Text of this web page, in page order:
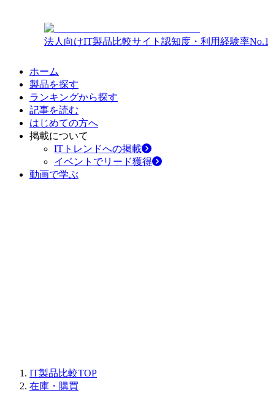
法人向けIT製品比較サイト 認知度・利用経験率No.1
ホーム
製品を探す
ランキングから探す
記事を読む
はじめての方へ
掲載について
ITトレンドへの掲載
イベントでリード獲得
動画で学ぶ
IT製品比較TOP
在庫・購買